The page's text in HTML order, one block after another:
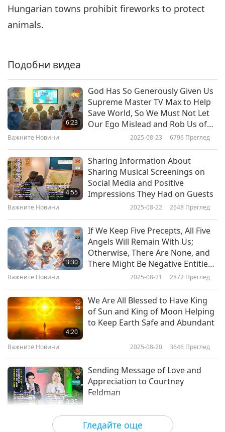
Важните Новини
8
30:28
Важните Новини
Важните Новини 2020-02-08 3298 Преглед
9
27:58
Важните Новини
Важните Новини 2020-02-09 3148 Преглед
10
30:40
Важните Новини
Важните Новини 2020-02-10 3069 Преглед
11
29:53
Важните Новини
Важните Новини 2020-02-11 3290 Преглед
12
32:13
Важните Новини
2020-02-12
Hungarian towns prohibit fireworks to protect
animals.
Гледайте още
Подобни видеа
6:23
God Has So Generously Given Us
Supreme Master TV Max to Help
Save World, So We Must Not Let
Our Ego Mislead and Rob Us of
This Precious Opportunity to Be
Crucial Time
Важните Новини 2025-08-23 6796 Преглед
4:55
Sharing Information About
Sharing Musical Screenings on
Social Media and Positive
Impressions They Had on Guests
Важните Новини 2025-08-22 2648 Преглед
3:30
If We Keep Five Precepts, All Five
Angels Will Remain With Us;
Otherwise, There Are None, and
There Might Be Negative Entities
Around Trying to Seduce Us Into
and Harm Us in Some Ways
Важните Новини 2025-08-21 2872 Преглед
4:20
We Are All Blessed to Have King
of Sun and King of Moon Helping
to Keep Earth Safe and Abundant
Важните Новини 2025-08-20 3646 Преглед
3:35
Sending Message of Love and
Appreciation to Courtney
Feldman
Важните Новини 2025-08-19 2813